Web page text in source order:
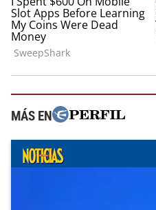
MÁS EN